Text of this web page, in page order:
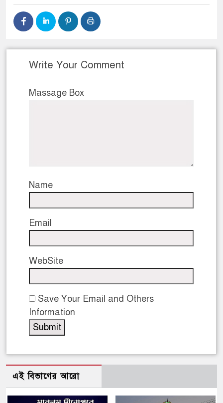
Write Your Comment
Massage Box
Name
Email
WebSite
Save Your Email and Others
Information
এই বিভাগের আরো